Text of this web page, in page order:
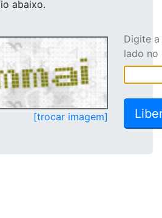
abaixo.
[trocar imagem]
Digite
lado no